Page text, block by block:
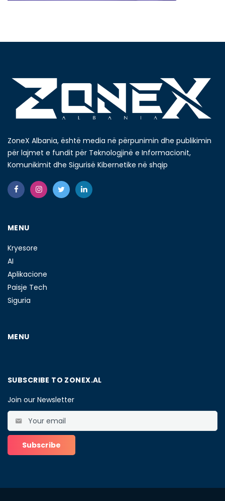
ZoneX Albania, është media në përpunimin dhe publikimin
për lajmet e fundit për Teknologjinë e Informacionit,
Komunikimit dhe Sigurisë Kibernetike në shqip
MENU
Kryesore
AI
Aplikacione
Paisje Tech
Siguria
MENU
SUBSCRIBE TO ZONEX.AL
Join our Newsletter